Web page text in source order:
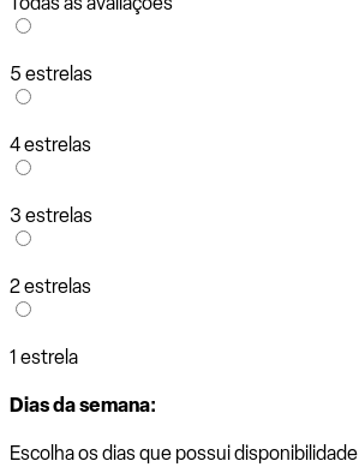
5 estrelas
4 estrelas
3 estrelas
2 estrelas
1 estrela
Dias da semana:
Escolha os dias que possui disponibilidade